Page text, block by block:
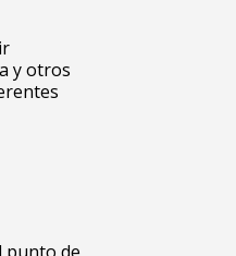
y otros